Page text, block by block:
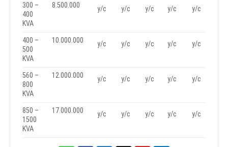
300 –
400
KVA
8.500.000 y/c y/c y/c y/c y/c
400 –
500
KVA
10.000.000 y/c y/c y/c y/c y/c
560 –
800
KVA
12.000.000 y/c y/c y/c y/c y/c
850 –
1500
KVA
17.000.000 y/c y/c y/c y/c y/c